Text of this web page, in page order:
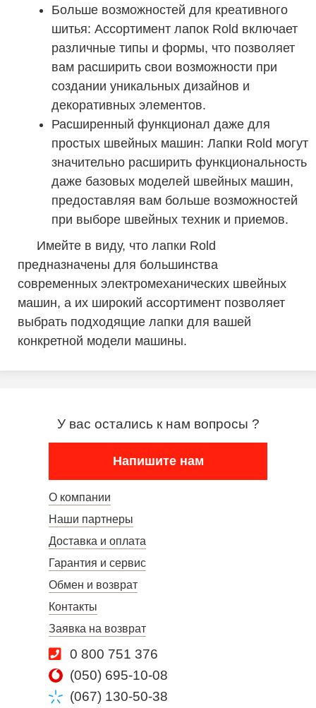
Больше возможностей для креативного
шитья: Ассортимент лапок Rold включает
различные типы и формы, что позволяет
вам расширить свои возможности при
создании уникальных дизайнов и
декоративных элементов.
Расширенный функционал даже для
простых швейных машин: Лапки Rold могут
значительно расширить функциональность
даже базовых моделей швейных машин,
предоставляя вам больше возможностей
при выборе швейных техник и приемов.
Имейте в виду, что лапки Rold
предназначены для большинства
современных электромеханических швейных
машин, а их широкий ассортимент позволяет
выбрать подходящие лапки для вашей
конкретной модели машины.
У вас остались к нам вопросы ?
Напишите нам
О компании
Наши партнеры
Доставка и оплата
Гарантия и сервис
Обмен и возврат
Контакты
Заявка на возврат
0 800 751 376
(050) 695-10-08
(067) 130-50-38